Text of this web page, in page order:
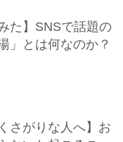
た】SNSで話題の
」とは何なのか？
さがりな人へ】お